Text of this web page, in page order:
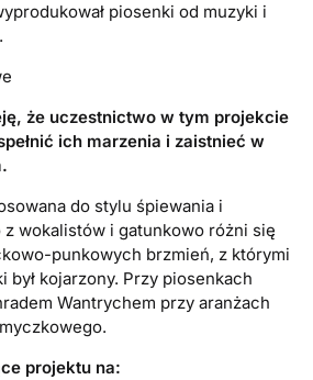
piosenki od muzyki i
że uczestnictwo w tym projekcie
ich marzenia i zaistnieć w
do stylu śpiewania i
wokalistów i gatunkowo różni się
punkowych brzmień, z którymi
był kojarzony. Przy piosenkach
Wantrychem przy aranżach
projektu na: